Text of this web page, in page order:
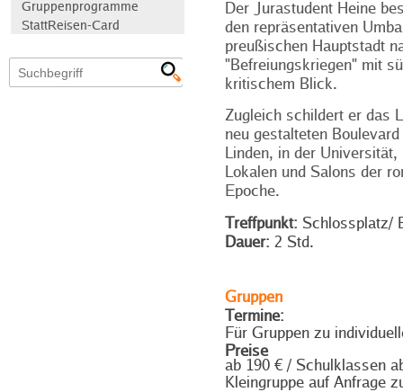
Gruppenprogramme
StattReisen-Card
Der Jurastudent Heine
den repräsentativen
preußischen Hauptstadt
"Befreiungskriegen" mit
kritischem Blick.
Zugleich schildert er das
neu gestalteten
Linden, in der Universität,
Lokalen und Salons der
Epoche.
Treffpunkt: Schlossplatz/
Dauer: 2 Std.
Gruppen
Termine:
Für Gruppen zu
Preise
ab 190 € / Schulklassen
Kleingruppe auf Anfrage